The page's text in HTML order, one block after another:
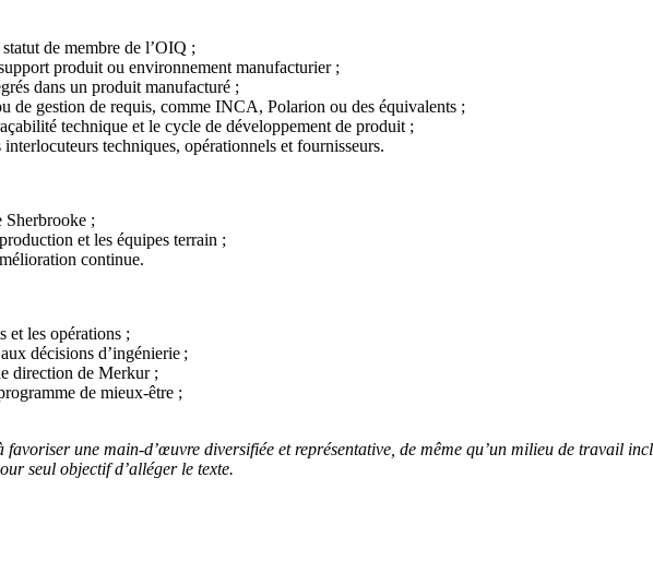
de membre de l’OIQ ;
produit ou environnement manufacturier ;
dans un produit manufacturé ;
de gestion de requis, comme INCA, Polarion ou des équivalents ;
technique et le cycle de développement de produit ;
techniques, opérationnels et fournisseurs.
Sherbrooke ;
et les équipes terrain ;
continue.
et les opérations ;
décisions d’ingénierie ;
direction de Merkur ;
de mieux-être ;
favoriser une main-d’œuvre diversifiée et représentative, de même qu’un milieu de travail
seul objectif d’alléger le texte.